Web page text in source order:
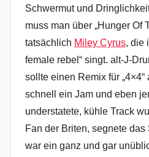
Schwermut und
muss man über „Hunger Of
tatsächlich Miley Cyrus, die
female rebel“ singt. alt-J-
sollte einen Remix für
schnell ein Jam und eben
understatete, kühle Track
Fan der Briten, segnete
war ein ganz und gar